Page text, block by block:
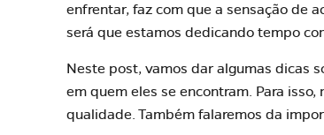
enfrentar, faz com que a sensação de
será que estamos dedicando tempo
Neste post, vamos dar algumas dicas
em quem eles se encontram. Para
qualidade. Também falaremos da